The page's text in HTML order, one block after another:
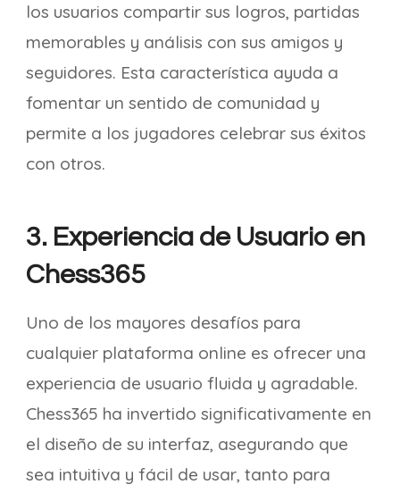
los usuarios compartir sus logros, partidas
memorables y análisis con sus amigos y
seguidores. Esta característica ayuda a
fomentar un sentido de comunidad y
permite a los jugadores celebrar sus éxitos
con otros.
3. Experiencia de Usuario en
Chess365
Uno de los mayores desafíos para
cualquier plataforma online es ofrecer una
experiencia de usuario fluida y agradable.
Chess365 ha invertido significativamente en
el diseño de su interfaz, asegurando que
sea intuitiva y fácil de usar, tanto para